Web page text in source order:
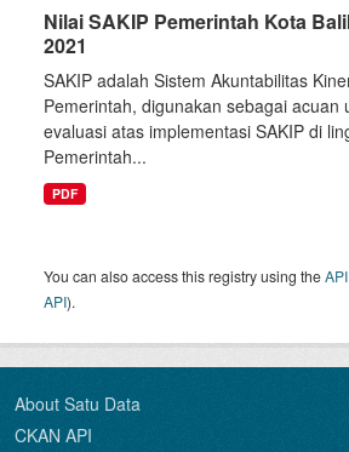
Nilai SAKIP Pemerintah Kota
2021
SAKIP adalah Sistem Akuntabilitas
Pemerintah, digunakan sebagai acuan
evaluasi atas implementasi SAKIP di
Pemerintah...
PDF
You can also access this registry using theAPI
API).
About Satu Data
CKAN API